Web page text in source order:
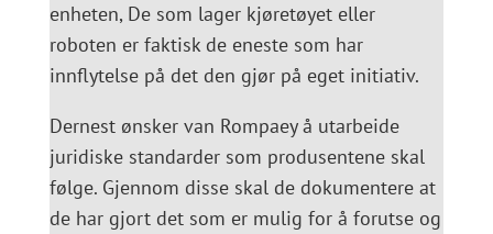
enheten, De som lager kjøretøyet eller
roboten er faktisk de eneste som har
innflytelse på det den gjør på eget initiativ.
Dernest ønsker van Rompaey å utarbeide
juridiske standarder som produsentene skal
følge. Gjennom disse skal de dokumentere at
de har gjort det som er mulig for å forutse og